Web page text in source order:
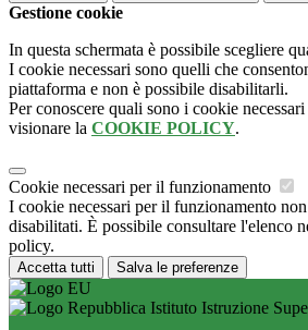
Gestione cookie
In questa schermata è possibile scegliere
I cookie necessari sono quelli che
piattaforma e non è possibile disabilitarli.
Per conoscere quali sono i cookie
visionare la COOKIE POLICY.
Cookie necessari per il funzionamento
I cookie necessari per il funzionamento non
disabilitati. È possibile consultare l'elenco
policy.
Accetta tutti Salva le preferenze
Istituto Istruzione